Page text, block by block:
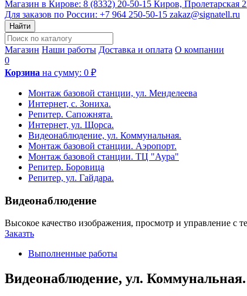
Магазин в Кирове: 8 (8332) 20-50-15 Киров, Пролетарская
Для заказов по России: +7 964 250-50-15 zakaz@signatell.ru
Найти
Магазин Наши работы Доставка и оплата О компании
0
Корзина на сумму: 0 ₽
Монтаж базовой станции, ул. Менделеева
Интернет, с. Зониха.
Репитер. Сапожнята.
Интернет, ул. Щорса.
Видеонаблюдение, ул. Коммунальная.
Монтаж базовой станции. Аэропорт.
Монтаж базовой станции. ТЦ "Аура"
Репитер. Боровица
Репитер, ул. Гайдара.
Видеонаблюдение
Высокое качество изображения, просмотр и управление с
Заказть
Выполненные работы
Видеонаблюдение, ул. Коммунальная.